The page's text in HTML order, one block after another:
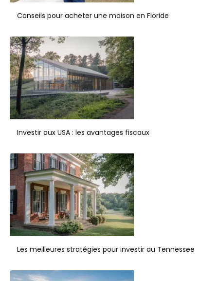
Conseils pour acheter une maison en Floride
Investir aux USA : les avantages fiscaux
Les meilleures stratégies pour investir au Tennessee